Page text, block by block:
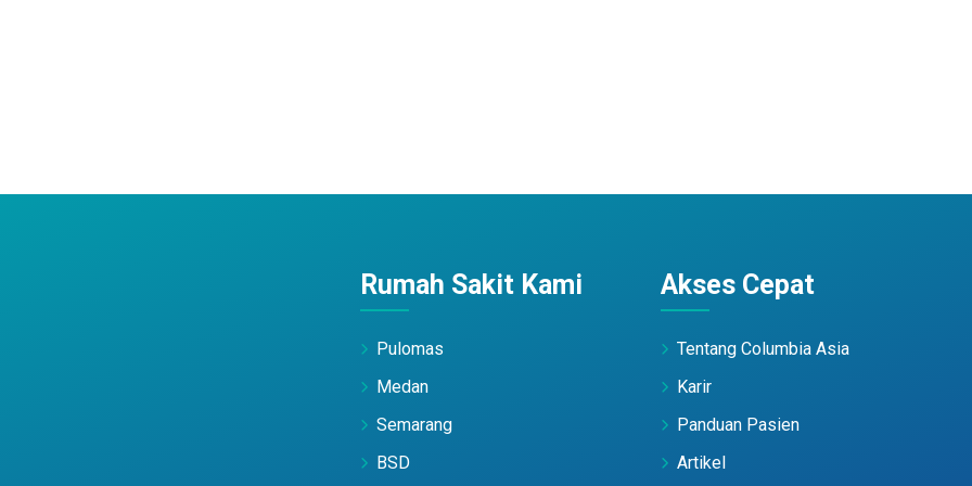
Rumah Sakit Kami
Pulomas
Medan
Semarang
BSD
Akses Cepat
Tentang Columbia Asia
Karir
Panduan Pasien
Artikel